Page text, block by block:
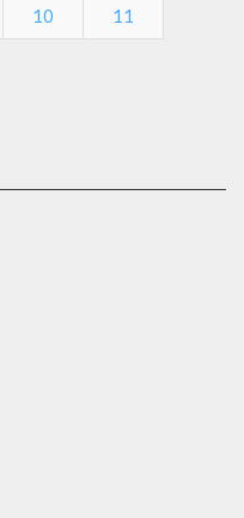
10 11